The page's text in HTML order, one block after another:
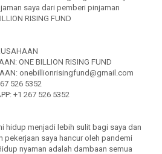
saya dari pemberi pinjaman
RISING FUND
ONE BILLION RISING FUND
onebillionrisingfund@gmail.com
526 5352
+1 267 526 5352
hidup menjadi lebih sulit bagi saya dan
pekerjaan saya hancur oleh pandemi
nyaman adalah dambaan semua